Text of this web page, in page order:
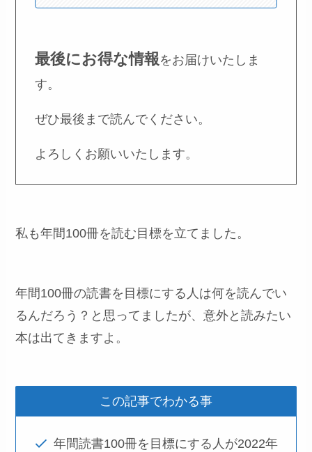
最後にお得な情報をお届けいたしま
す。
ぜひ最後まで読んでください。
よろしくお願いいたします。
私も年間100冊を読む目標を立てました。
年間100冊の読書を目標にする人は何を読んでい
るんだろう？と思ってましたが、意外と読みたい
本は出てきますよ。
この記事でわかる事
年間読書100冊を目標にする人が2022年